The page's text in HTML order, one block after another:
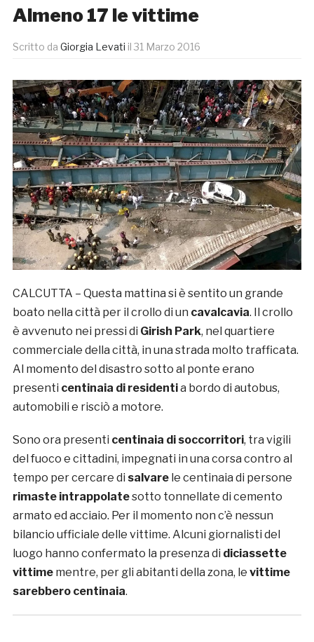
Almeno 17 le vittime
Scritto da Giorgia Levati il 31 Marzo 2016
CALCUTTA – Questa mattina si è sentito un grande
boato nella città per il crollo di un cavalcavia. Il crollo
è avvenuto nei pressi di Girish Park, nel quartiere
commerciale della città, in una strada molto trafficata.
Al momento del disastro sotto al ponte erano
presenti centinaia di residentia bordo di autobus,
automobili e risciò a motore.
Sono ora presenti centinaia di soccorritori, tra vigili
del fuoco e cittadini, impegnati in una corsa contro al
tempo per cercare di salvarele centinaia di persone
rimaste intrappolatesotto tonnellate di cemento
armato ed acciaio. Per il momento non c’è nessun
bilancio ufficiale delle vittime. Alcuni giornalisti del
luogo hanno confermato la presenza di diciassette
vittimementre, per gli abitanti della zona, le vittime
sarebbero centinaia.